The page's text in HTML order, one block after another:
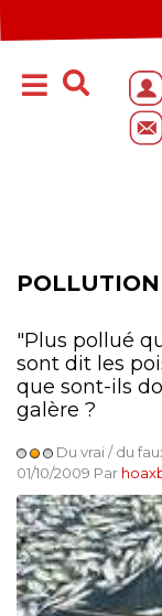
"Plus pollué
sont dit les
que sont-ils
galère ?
Du vrai / du
01/10/2009 Par